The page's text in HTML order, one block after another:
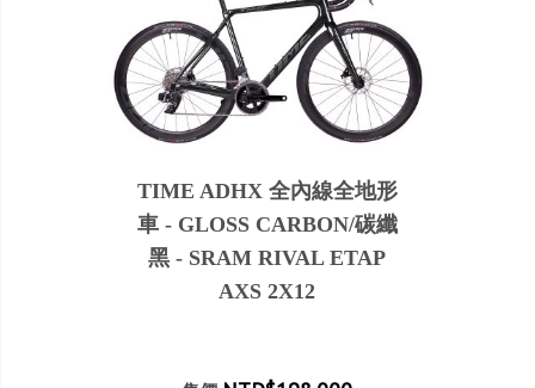
TIME ADHX 全內線全地形
車 - GLOSS CARBON/碳纖
黑 - SRAM RIVAL ETAP
AXS 2X12